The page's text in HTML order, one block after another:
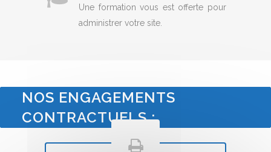
Une formation vous est offerte pour
administrer votre site.
NOS ENGAGEMENTS
CONTRACTUELS :